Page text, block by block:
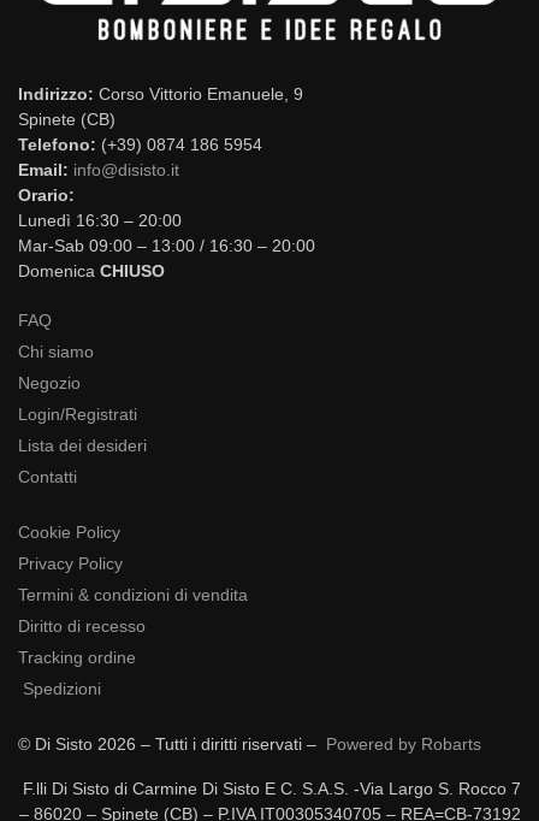
Indirizzo: Corso Vittorio Emanuele, 9
Spinete (CB)
Telefono: (+39) 0874 186 5954
Email: info@disisto.it
Orario:
Lunedì 16:30 – 20:00
Mar-Sab 09:00 – 13:00 / 16:30 – 20:00
Domenica CHIUSO
FAQ
Chi siamo
Negozio
Login/Registrati
Lista dei desideri
Contatti
Cookie Policy
Privacy Policy
Termini & condizioni di vendita
Diritto di recesso
Tracking ordine
Spedizioni
© Di Sisto 2026 – Tutti i diritti riservati – Powered by Robarts
F.lli Di Sisto di Carmine Di Sisto E C. S.A.S. -Via Largo S. Rocco 7
– 86020 – Spinete (CB) – P.IVA IT00305340705 – REA=CB-73192